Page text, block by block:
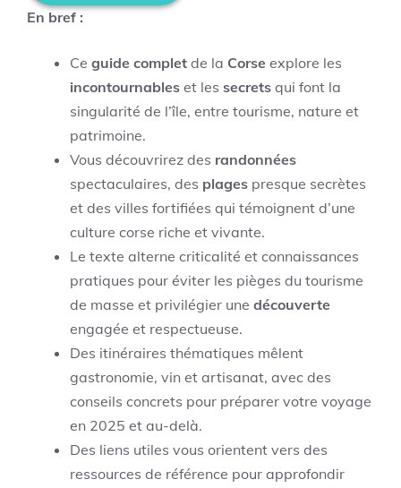
En bref :
Ce guide complet de la Corse explore les
incontournables et les secrets qui font la
singularité de l’île, entre tourisme, nature et
patrimoine.
Vous découvrirez des randonnées
spectaculaires, des plages presque secrètes
et des villes fortifiées qui témoignent d’une
culture corse riche et vivante.
Le texte alterne criticalité et connaissances
pratiques pour éviter les pièges du tourisme
de masse et privilégier une découverte
engagée et respectueuse.
Des itinéraires thématiques mêlent
gastronomie, vin et artisanat, avec des
conseils concrets pour préparer votre voyage
en 2025 et au-delà.
Des liens utiles vous orientent vers des
ressources de référence pour approfondir